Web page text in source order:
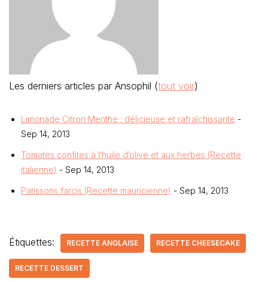
Les derniers articles par Ansophil (tout voir)
Limonade Citron Menthe : délicieuse et rafraîchissante -
Sep 14, 2013
Tomates confites à l’huile d’olive et aux herbes (Recette
italienne) - Sep 14, 2013
Patissons farcis (Recette mauricienne) - Sep 14, 2013
Étiquettes: RECETTE ANGLAISE RECETTE CHEESECAKE
RECETTE DESSERT